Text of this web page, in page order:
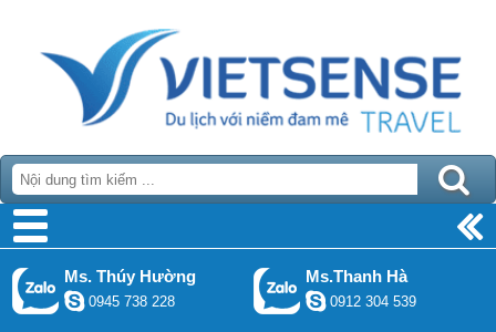
Ms. Thúy Hường
0945 738 228
Ms.Thanh Hà
0912 304 539